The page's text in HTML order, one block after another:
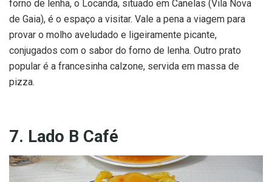
forno de lenha, o Locanda, situado em Canelas (Vila Nova
de Gaia), é o espaço a visitar. Vale a pena a viagem para
provar o molho aveludado e ligeiramente picante,
conjugados com o sabor do forno de lenha. Outro prato
popular é a francesinha calzone, servida em massa de
pizza.
7. Lado B Café